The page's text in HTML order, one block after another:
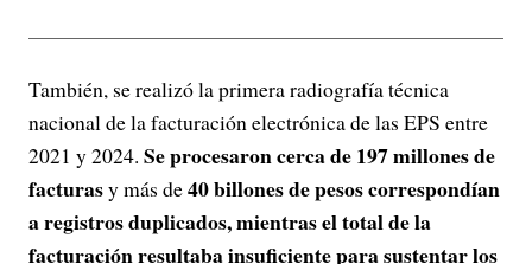
También, se realizó la primera radiografía técnica
nacional de la facturación electrónica de las EPS entre
2021 y 2024. Se procesaron cerca de 197 millones de
facturasy más de40 billones de pesos correspondían
a registros duplicados, mientras el total de la
facturación resultaba insuficiente para sustentar los